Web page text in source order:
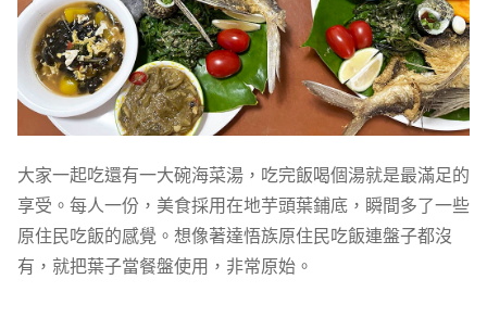
大家一起吃還有一大碗海菜湯，吃完飯喝個湯就是最滿足的
享受。每人一份，美食採用在地芋頭葉鋪底，瞬間多了一些
原住民吃飯的感覺。想像著達悟族原住民吃飯連盤子都沒
有，就把葉子當餐盤使用，非常原始。